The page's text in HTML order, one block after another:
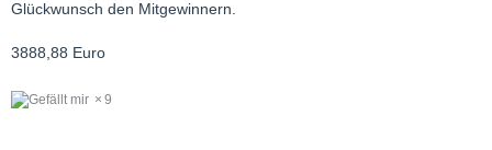
Glückwunsch den Mitgewinnern.
3888,88 Euro
9